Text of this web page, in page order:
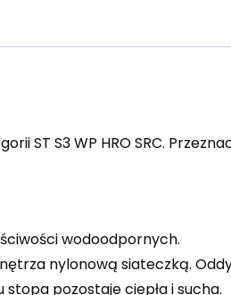
ST S3 WP HRO SRC.
wodoodpornych.
nylonową siateczką.
pozostaje ciepła i sucha.